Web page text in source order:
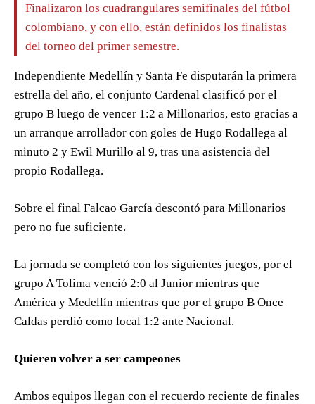
Finalizaron los cuadrangulares semifinales del fútbol
colombiano, y con ello, están definidos los finalistas
del torneo del primer semestre.
Independiente Medellín y Santa Fe disputarán la primera
estrella del año, el conjunto Cardenal clasificó por el
grupo B luego de vencer 1:2 a Millonarios, esto gracias a
un arranque arrollador con goles de Hugo Rodallega al
minuto 2 y Ewil Murillo al 9, tras una asistencia del
propio Rodallega.
Sobre el final Falcao García descontó para Millonarios
pero no fue suficiente.
La jornada se completó con los siguientes juegos, por el
grupo A Tolima venció 2:0 al Junior mientras que
América y Medellín mientras que por el grupo B Once
Caldas perdió como local 1:2 ante Nacional.
Quieren volver a ser campeones
Ambos equipos llegan con el recuerdo reciente de finales